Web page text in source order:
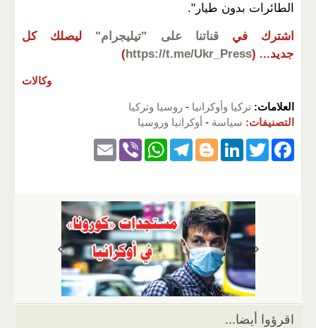
الطائرات بدون طيار".
اشترك في قناتنا على "تيليجرام"
ليصلك كل
جديد... (
https://t.me/Ukr_Press
)
وكالات
العلامات: تركيا وأوكرانيا - روسيا وتركيا
التصنيفات: سياسة - أوكرانيا وروسيا
F
k
T
er
Li
e
dI
n
Bl
g
er
T
gr
a
m
W
s
A
p
p
Vi
اقرؤوا أيضا...